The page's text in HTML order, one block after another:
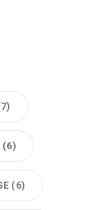
(6)
(6)